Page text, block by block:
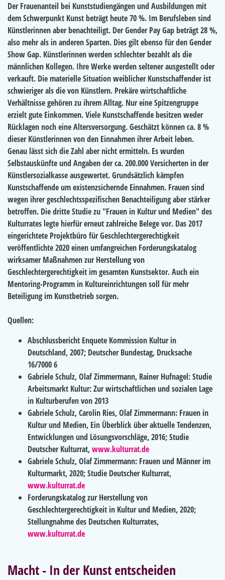
Der Frauenanteil bei Kunststudiengängen und Ausbildungen mit
dem Schwerpunkt Kunst beträgt heute 70 %. Im Berufsleben sind
Künstlerinnen aber benachteiligt. Der Gender Pay Gap beträgt 28 %,
also mehr als in anderen Sparten. Dies gilt ebenso für den Gender
Show Gap. Künstlerinnen werden schlechter bezahlt als die
männlichen Kollegen. Ihre Werke werden seltener ausgestellt oder
verkauft. Die materielle Situation weiblicher Kunstschaffender ist
schwieriger als die von Künstlern. Prekäre wirtschaftliche
Verhältnisse gehören zu ihrem Alltag. Nur eine Spitzengruppe
erzielt gute Einkommen. Viele Kunstschaffende besitzen weder
Rücklagen noch eine Altersversorgung. Geschätzt können ca. 8 %
dieser Künstlerinnen von den Einnahmen ihrer Arbeit leben.
Genau lässt sich die Zahl aber nicht ermitteln. Es wurden
Selbstauskünfte und Angaben der ca. 200.000 Versicherten in der
Künstlersozialkasse ausgewertet. Grundsätzlich kämpfen
Kunstschaffende um existenzsichernde Einnahmen. Frauen sind
wegen ihrer geschlechtsspezifischen Benachteiligung aber stärker
betroffen. Die dritte Studie zu "Frauen in Kultur und Medien" des
Kulturrates legte hierfür erneut zahlreiche Belege vor. Das 2017
eingerichtete Projektbüro für Geschlechtergerechtigkeit
veröffentlichte 2020 einen umfangreichen Forderungskatalog
wirksamer Maßnahmen zur Herstellung von
Geschlechtergerechtigkeit im gesamten Kunstsektor. Auch ein
Mentoring-Programm in Kultureinrichtungen soll für mehr
Beteiligung im Kunstbetrieb sorgen.
Quellen:
Abschlussbericht Enquete Kommission Kultur in
Deutschland, 2007; Deutscher Bundestag, Drucksache
16/7000 6
Gabriele Schulz, Olaf Zimmermann, Rainer Hufnagel: Studie
Arbeitsmarkt Kultur: Zur wirtschaftlichen und sozialen Lage
in Kulturberufen von 2013
Gabriele Schulz, Carolin Ries, Olaf Zimmermann: Frauen in
Kultur und Medien, Ein Überblick über aktuelle Tendenzen,
Entwicklungen und Lösungsvorschläge, 2016; Studie
Deutscher Kulturrat,www.kulturrat.de
Gabriele Schulz, Olaf Zimmermann: Frauen und Männer im
Kulturmarkt, 2020; Studie Deutscher Kulturrat,
www.kulturrat.de
Forderungskatalog zur Herstellung von
Geschlechtergerechtigkeit in Kultur und Medien, 2020;
Stellungnahme des Deutschen Kulturrates,
www.kulturrat.de
Macht - In der Kunst entscheiden